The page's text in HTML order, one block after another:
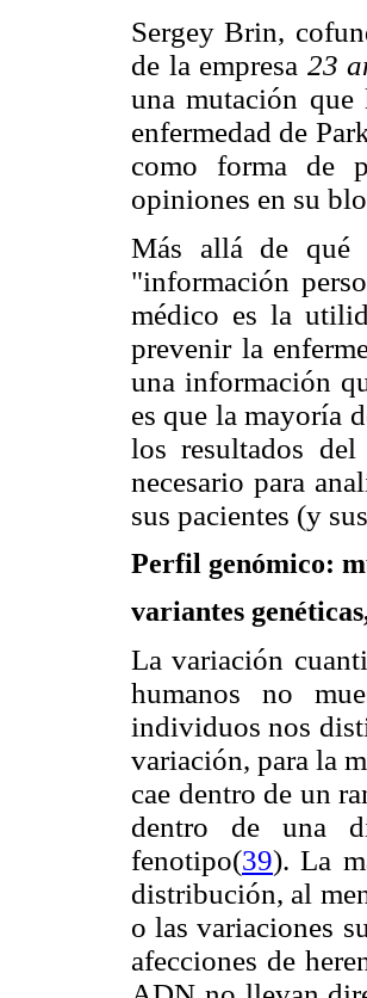
Sergey Brin,
de la empresa 23
una mutación
enfermedad de
como forma de
opiniones en su
Más allá de qué
"información
médico es la
prevenir la
una información
es que la mayoría
los resultados
necesario para
sus pacientes (y
Perfil genómico:
variantes
La variación
humanos no
individuos nos
variación, para la
cae dentro de un
dentro de una
fenotipo(39). La
distribución, al
o las variaciones
afecciones de